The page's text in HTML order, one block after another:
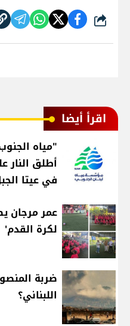
شارك
اقرأ أيضا
"مياه
أطلق
في عيتا
عمر مرجان
لكرة القدم'
ضربة
اللبناني؟